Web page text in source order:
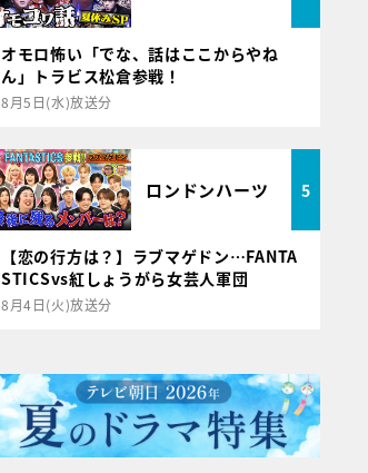
オモロ怖い「でな、話はここからやね
ん」トラビス松倉参戦！
8月5日(水)放送分
ロンドンハーツ 5
【恋の行方は？】ラブマゲドン…FANTA
STICSvs紅しょうがら女芸人軍団
8月4日(火)放送分